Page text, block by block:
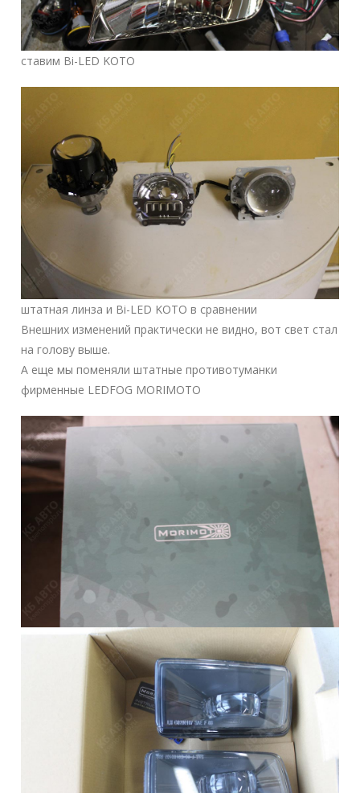
ставим Bi-LED KOTO
штатная линза и Bi-LED KOTO в сравнении
Внешних изменений практически не видно, вот свет стал
на голову выше.
А еще мы поменяли штатные противотуманки
фирменные LEDFOG MORIMOTO